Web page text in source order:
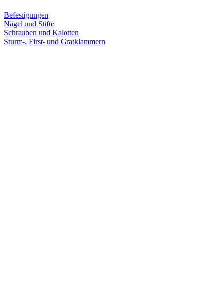
Befestigungen
Nägel und Stifte
Schrauben und Kalotten
Sturm-, First- und Gratklammern